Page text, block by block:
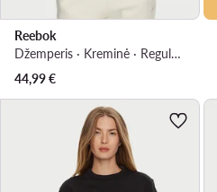
Reebok
Džemperis · Kreminė · Regular Fit
44,99€